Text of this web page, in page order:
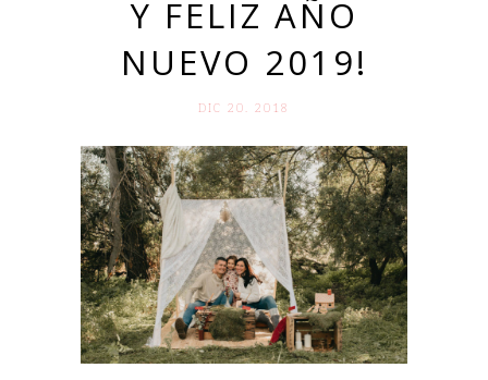
Y FELIZ AÑO
NUEVO 2019!
DIC 20. 2018